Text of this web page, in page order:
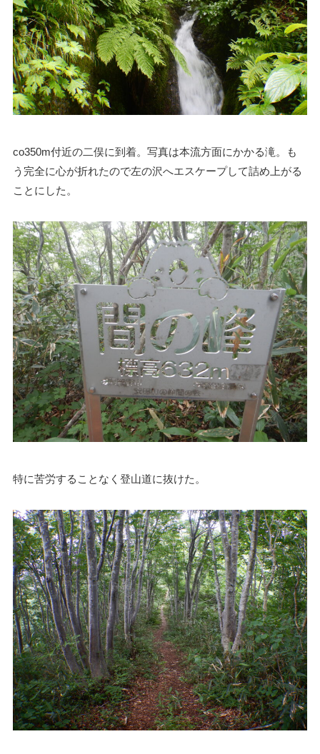
co350m付近の二俣に到着。写真は本流方面にかかる滝。も
う完全に心が折れたので左の沢へエスケープして詰め上がる
ことにした。
特に苦労することなく登山道に抜けた。